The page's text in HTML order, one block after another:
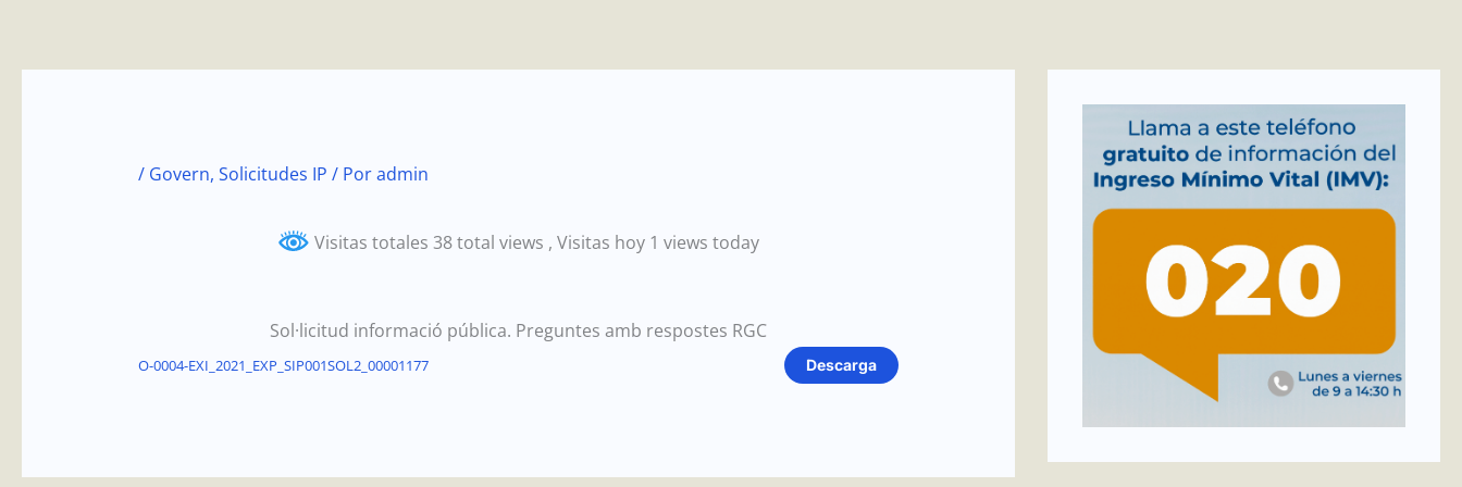
contenido
/ Govern, Solicitudes IP / Poradmin
Visitas totales 38 total views , Visitas hoy 1 views today
Sol·licitud informació pública. Preguntes amb respostes RGC
O-0004-EXI_2021_EXP_SIP001SOL2_00001177 Descarga